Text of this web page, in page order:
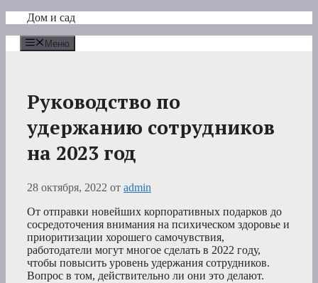
Перейти
содержимому
Дом и сад
Меню
Руководство по
удержанию сотрудников
на 2023 год
28 октября, 2022 от admin
От отправки новейших корпоративных подарков до
сосредоточения внимания на психическом здоровье и
приоритизации хорошего самочувствия,
работодатели могут многое сделать в 2022 году,
чтобы повысить уровень удержания сотрудников.
Вопрос в том, действительно ли они это делают.